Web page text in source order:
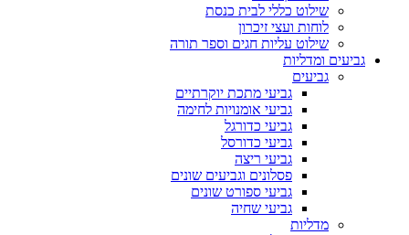
שילוט כללי לבית כנסת
לוחות ועצי זיכרון
שילוט עליות חגים וספר תורה
גביעים ומדליות
גביעים
גביעי מתכת יוקרתיים
גביעי אומנויות לחימה
גביעי כדורגל
גביעי כדורסל
גביעי ריצה
פסלונים וגביעים שונים
גביעי ספורט שונים
גביעי שחיה
מדליות